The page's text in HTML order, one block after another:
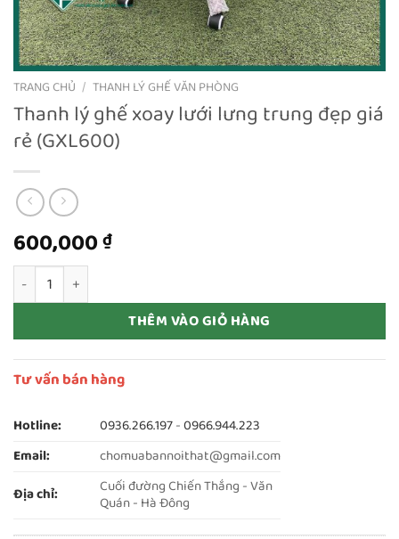
TRANG CHỦ / THANH LÝ GHẾ VĂN PHÒNG
Thanh lý ghế xoay lưới lưng trung đẹp giá
rẻ (GXL600)
600,000₫
Thanh lý ghế xoay lưới lưng trung đẹp giá rẻ (GXL600) số lượng
THÊM VÀO GIỎ HÀNG
Tư vấn bán hàng
Hotline: 0936.266.197-0966.944.223
Email:
chomuabannoithat@gmail.com
Địa chỉ:
Cuối đường Chiến Thắng - Văn
Quán - Hà Đông